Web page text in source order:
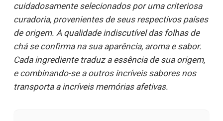
cuidadosamente selecionados por uma criteriosa
curadoria, provenientes de seus respectivos países
de origem. A qualidade indiscutível das folhas de
chá se confirma na sua aparência, aroma e sabor.
Cada ingrediente traduz a essência de sua origem,
e combinando-se a outros incríveis sabores nos
transporta a incríveis memórias afetivas.